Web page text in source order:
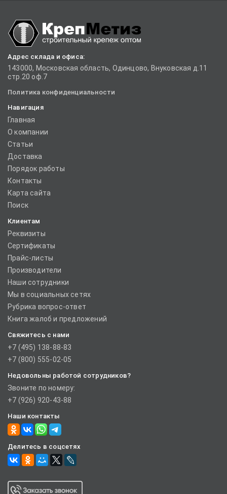
Адрес склада и офиса:
143000, Московская область, Одинцово, Внуковская д.11
стр.20 оф.7
Политика конфиденциальности
Навигация
Главная
О компании
Статьи
Доставка
Порядок работы
Контакты
Карта сайта
Поиск
Клиентам
Реквизиты
Сертификаты
Прайс-листы
Производители
Наши сотрудники
Мы в социальных сетях
Рубрика вопрос-ответ
Книга жалоб и предложений
Свяжитесь с нами
+7 (495) 138-88-83
+7 (800) 555-02-05
Недовольны работой сотрудников?
Звоните по номеру:
+7 (926) 920-43-88
Наши контакты
Делитесь в соцсетях